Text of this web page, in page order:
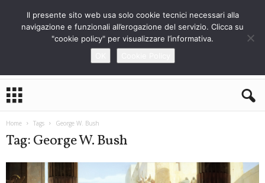
S
Home Tags George W. Bush
Tag: George W. Bush
Il presente sito web usa solo cookie tecnici necessari alla
navigazione e funzionali all’erogazione del servizio. Clicca su
"cookie policy" per visualizzare l’informativa.